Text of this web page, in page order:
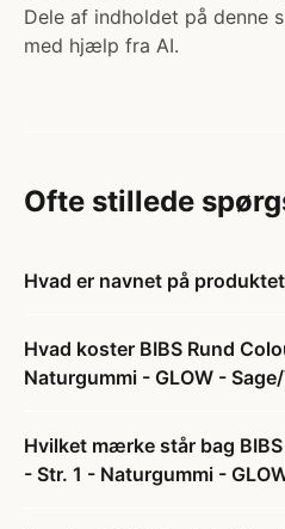
Dele af indholdet på denne
med hjælp fra AI.
Ofte stillede
Hvad er navnet på
Hvad koster BIBS Rund
Naturgummi - GLOW -
Hvilket mærke står bag
- Str. 1 - Naturgummi -